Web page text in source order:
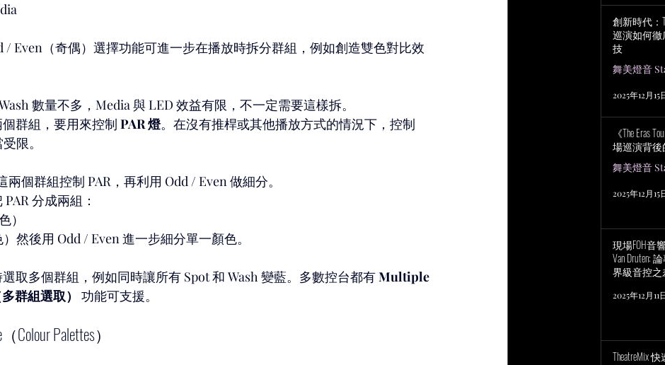
/ Even（奇偶）選擇功能可進一步在播放時拆分群組，例如創造雙色對比效
數量不多，Media 與 LED 效益有限，不一定需要這樣拆。
群組，要用來控制 PAR 燈。在沒有推桿或其他播放方式的情況下，控制
限。
個群組控制 PAR，再利用 Odd / Even 做細分。
分成兩組：
）
然後用 Odd / Even 進一步細分單一顏色。
取多個群組，例如同時讓所有 Spot 和 Wash 變藍。多數控台都有 Multiple
群組選取）
功能可支援。
Colour Palettes）
創新時代：
巡演如何
技
舞美燈音
2025年12月15
《The Eras
場巡演背
舞美燈音
2025年12月15
現場FOH音
Van Druten:
界級音控之
2025年12月11
TheatreMix